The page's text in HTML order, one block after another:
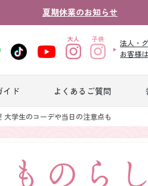
夏期休業のお知らせ
法人・
お客様
イド よくあるご質問
卒業式袴レンタ
ル
ジュニア洋装レ
ンタル
大学生のコーデや当日の注意点も